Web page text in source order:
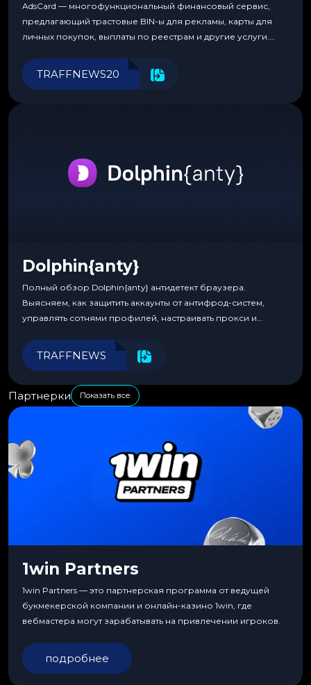
AdsCard — многофункциональный финансовый сервис,
предлагающий трастовые BIN-ы для рекламы, карты для
личных покупок, выплаты по реестрам и другие услуги.
инструменты для управления финансами.
TRAFFNEWS20
Dolphin{anty}
Полный обзор Dolphin{anty} антидетект браузера.
Выясняем, как защитить аккаунты от антифрод-систем,
управлять сотнями профилей, настраивать прокси и
эффективности.
TRAFFNEWS
Партнерки Показать все
1win Partners
1win Partners — это партнерская программа от ведущей
букмекерской компании и онлайн-казино 1win, где
вебмастера могут зарабатывать на привлечении игроков.
подробнее